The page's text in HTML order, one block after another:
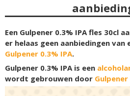
Een Gulpener 0.3% IPA fles 30cl
er helaas geen aanbiedingen van
Gulpener 0.3% IPA.
Gulpener 0.3% IPA is een
wordt gebrouwen door